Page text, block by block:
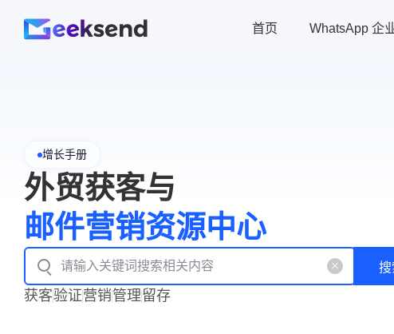
首页 WhatsApp 企
增长手册
外贸获客与
邮件营销资源中心
搜
获客验证营销管理留存